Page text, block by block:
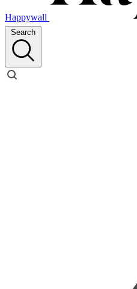
Happywall
Search